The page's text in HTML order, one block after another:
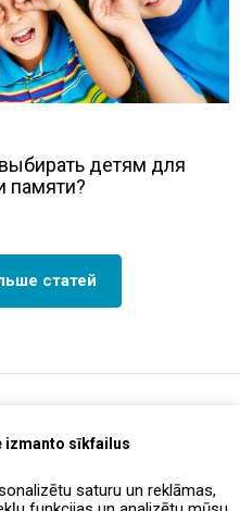
izmanto sīkfailus
saturu un reklāmas,
детям для
памяти?
статей